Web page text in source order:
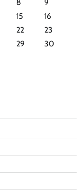
8
9
15
16
22
23
29
30